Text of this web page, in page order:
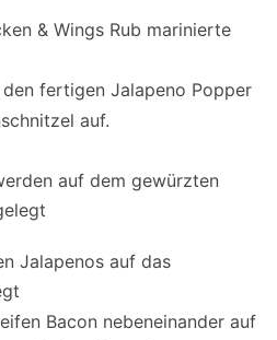
& Wings Rub marinierte
fertigen Jalapeno Popper
auf.
Jalapenos auf das
Bacon nebeneinander auf